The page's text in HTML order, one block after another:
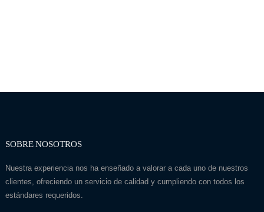
SOBRE NOSOTROS
Nuestra experiencia nos ha enseñado a valorar a cada uno de nuestros
clientes, ofreciendo un servicio de calidad y cumpliendo con todos los
estándares requeridos.